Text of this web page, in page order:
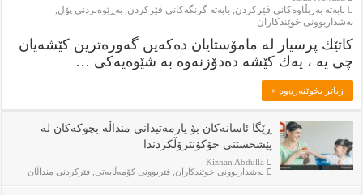
بابەتە بەربڵاوەكانى فێركردن,بابەتە گرنگەكانى فێركردن,بەڕێوەبردنى پۆل,
بەشداربوونی خوێندكاران
كاتێك پرسيار له‌ مامۆستايان ده‌كه‌ين گه‌وره‌ترين كێشه‌يان
چى يه‌ ، يه‌ك كێشه‌ ده‌دۆزنه‌وه‌ به‌ شێوه‌يه‌كى …
زياتر بخوێنەرەوە »
ڕێگا ئاسانەکان بۆ یارمەتیدانی منداڵە بچوکەکان لە
پێشخستنی خۆکۆنترۆڵکردندا
Kizhan Abdulla
بەشداربوونی خوێندكاران ,فێربوونی كۆمەڵایەتی ,فێركردنى منداڵان